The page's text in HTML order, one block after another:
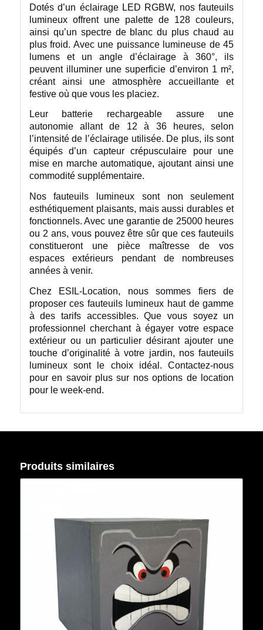
Dotés d’un éclairage LED RGBW, nos fauteuils
lumineux offrent une palette de 128 couleurs,
ainsi qu’un spectre de blanc du plus chaud au
plus froid. Avec une puissance lumineuse de 45
lumens et un angle d’éclairage à 360°, ils
peuvent illuminer une superficie d’environ 1 m²,
créant ainsi une atmosphère accueillante et
festive où que vous les placiez.
Leur batterie rechargeable assure une
autonomie allant de 12 à 36 heures, selon
l’intensité de l’éclairage utilisée. De plus, ils sont
équipés d’un capteur crépusculaire pour une
mise en marche automatique, ajoutant ainsi une
commodité supplémentaire.
Nos fauteuils lumineux sont non seulement
esthétiquement plaisants, mais aussi durables et
fonctionnels. Avec une garantie de 25000 heures
ou 2 ans, vous pouvez être sûr que ces fauteuils
constitueront une pièce maîtresse de vos
espaces extérieurs pendant de nombreuses
années à venir.
Chez ESIL-Location, nous sommes fiers de
proposer ces fauteuils lumineux haut de gamme
à des tarifs accessibles. Que vous soyez un
professionnel cherchant à égayer votre espace
extérieur ou un particulier désirant ajouter une
touche d’originalité à votre jardin, nos fauteuils
lumineux sont le choix idéal. Contactez-nous
pour en savoir plus sur nos options de location
pour le week-end.
Produits similaires